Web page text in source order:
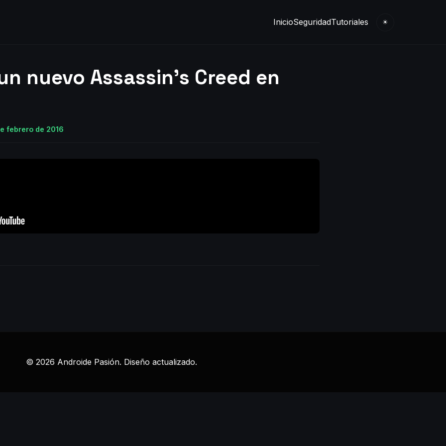
InicioSeguridadTutoriales ☀
nuevo Assassin's Creed en
febrero de 2016
© 2026 Androide Pasión. Diseño actualizado.